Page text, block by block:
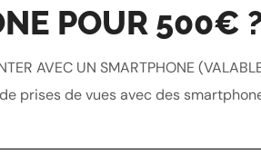
POUR 500€
AVEC UN SMARTPHONE
prises de vues avec des